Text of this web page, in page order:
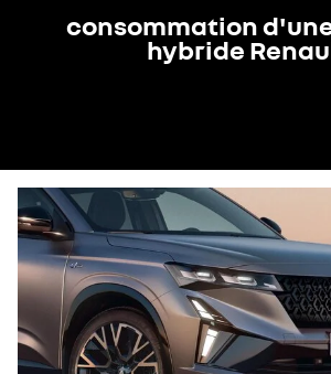
consommation
hybride